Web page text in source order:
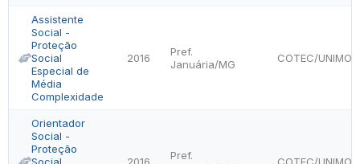
Assistente
Social -
Proteção
Social
Especial de
Média
Complexidade
2016
Pref.
Januária/MG
COTEC/
Orientador
Social -
Proteção
Pref.